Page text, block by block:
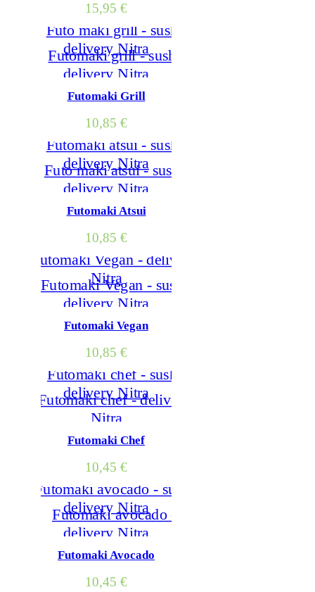
15,95 €
Futomaki Grill
10,85 €
Futomaki Atsui
10,85 €
Futomaki Vegan
10,85 €
Futomaki Chef
10,45 €
Futomaki Avocado
10,45 €